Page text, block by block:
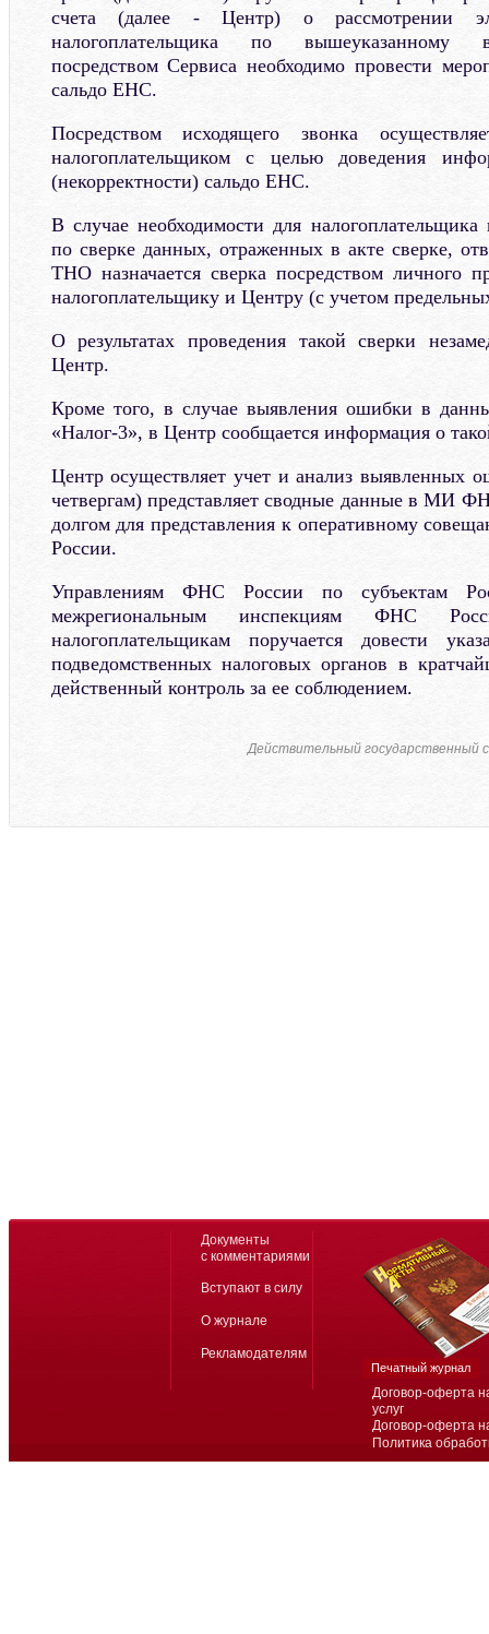
счета (далее - Центр) о рассмотрении
налогоплательщика по вышеуказанному
посредством Сервиса необходимо провести
сальдо ЕНС.
Посредством исходящего звонка
налогоплательщиком с целью доведения
(некорректности) сальдо ЕНС.
В случае необходимости для
по сверке данных, отраженных в акте сверке,
ТНО назначается сверка посредством личного
налогоплательщику и Центру (с учетом
О результатах проведения такой сверки
Центр.
Кроме того, в случае выявления ошибки в
«Налог-3», в Центр сообщается информация о
Центр осуществляет учет и анализ выявленных
четвергам) представляет сводные данные в МИ
долгом для представления к оперативному
России.
Управлениям ФНС России по субъектам
межрегиональным инспекциям ФНС
налогоплательщикам поручается довести
подведомственных налоговых органов в
действенный контроль за ее соблюдением.
Действительный государственный
Договор-оферта
услуг
Договор-оферта
Политика
Документы
с комментариями
Вступают в силу
О журнале
Рекламодателям
Печатный журнал